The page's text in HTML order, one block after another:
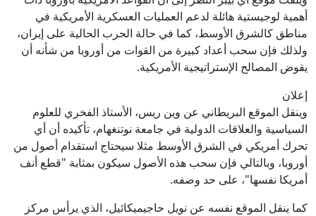
أهمية لوجيستية هائلة لدعم العمليات العسكرية الأمريكية في
مناطق كالشرق الأوسط، كما في حالة الحرب الحالية على إيران،
ولذلك فإن سحب أعداد كبيرة من القوات من أوروبا من شأنه أن
يقوض المصالح الإستراتيجية الأمريكية.
إعلان
وينقل الموقع البريطاني عن وين ريس، الأستاذ الفخري للعلوم
السياسية والعلاقات الدولية في جامعة نوتنغهام، تأكيده أن أي
تحرك أمريكي في الشرق الأوسط مثلا سيحتاج استقدام أصول من
أوروبا، وبالتالي فإن سحب هذه الأصول سيكون بمثابة "قطع أنف
أمريكا نفسها"، على حد وصفه.
كما ينقل الموقع نفسه عن نويل حاجيميكائيل، الذي يرأس مركز